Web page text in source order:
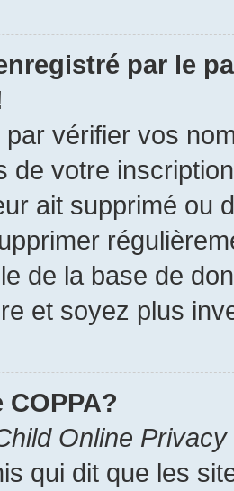
par le
vérifier vos
de votre
ait supprimé ou
de la base de
et soyez plus
Online
qui dit que les